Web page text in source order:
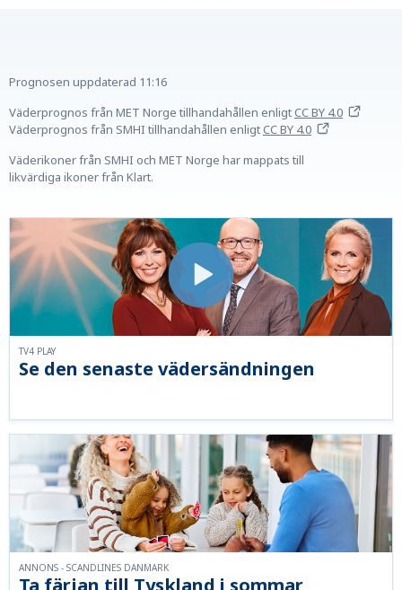
Prognosen uppdaterad 11:16
Väderprognos från MET Norge tillhandahållen enligtCC BY 4.0
Väderprognos från SMHI tillhandahållen enligtCC BY 4.0
Väderikoner från SMHI och MET Norge har mappats till
likvärdiga ikoner från Klart.
Se den senaste vädersändningen
TV4 PLAY
ANNONS - SCANDLINES DANMARK